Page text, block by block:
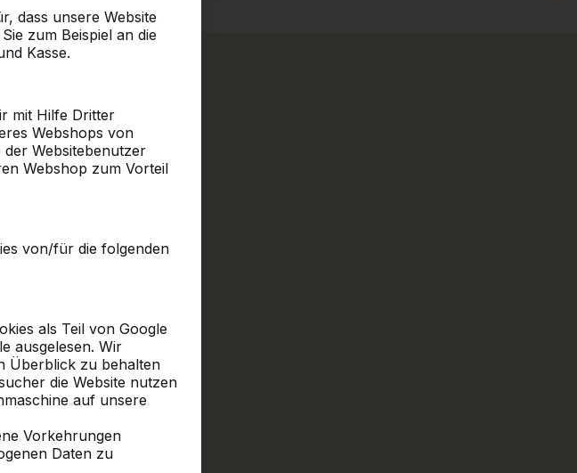
dass unsere Website
zum Beispiel an die
Kasse.
mit Hilfe Dritter
Webshops von
Websitebenutzer
Webshop zum Vorteil
von/für die folgenden
als Teil von Google
ausgelesen. Wir
Überblick zu behalten
die Website nutzen
auf unsere
Vorkehrungen
Daten zu